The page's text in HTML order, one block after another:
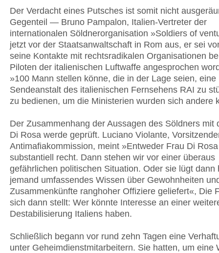
Der Verdacht eines Putsches ist somit nicht
Gegenteil — Bruno Pampalon, Italien-Vertreter der
internationalen Söldnerorganisation »Soldiers of
jetzt vor der Staatsanwaltschaft in Rom aus, er sei
seine Kontakte mit rechtsradikalen Organisationen
Piloten der italienischen Luftwaffe angesprochen
»100 Mann stellen könne, die in der Lage seien, eine
Sendeanstalt des italienischen Fernsehens RAI zu
zu bedienen, um die Ministerien wurden sich andere
Der Zusammenhang der Aussagen des Söldners mit
Di Rosa werde geprüft. Luciano Violante,
Antimafiakommission, meint »Entweder Frau Di
substantiell recht. Dann stehen wir vor einer überaus
gefährlichen politischen Situation. Oder sie lügt dann
jemand umfassendes Wissen über Gewohnheiten
Zusammenkünfte ranghoher Offiziere geliefert«, Die
sich dann stellt: Wer könnte Interesse an einer
Destabilisierung Italiens haben.
Schließlich begann vor rund zehn Tagen eine
unter Geheimdienstmitarbeitern. Sie hatten, um eine